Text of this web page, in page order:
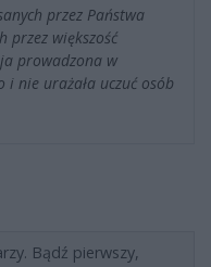
przez Państwa
przez większość
prowadzona w
nie urażała uczuć osób
Bądź pierwszy,